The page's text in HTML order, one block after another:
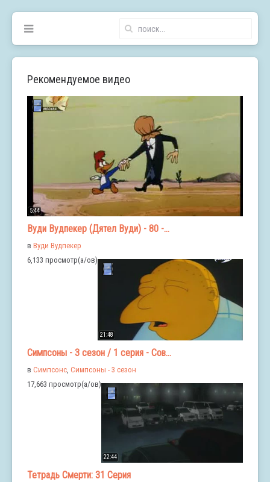
Рекомендуемое видео
5:44
Вуди Вудпекер (Дятел Вуди) - 80 -...
в Вуди Вудпекер
6,133 просмотр(а/ов)
21:48
Симпсоны - 3 сезон / 1 серия - Сов...
в Симпсонс, Симпсоны - 3 сезон
17,663 просмотр(а/ов)
22:44
Тетрадь Смерти: 31 Серия